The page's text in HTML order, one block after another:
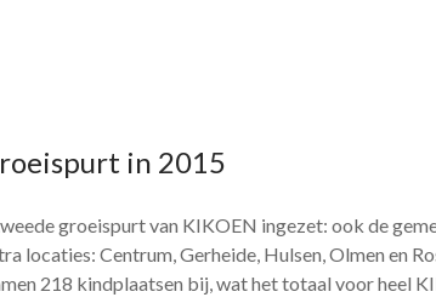
in 2015
groeispurt van KIKOEN ingezet: ook de
locaties: Centrum, Gerheide, Hulsen, Olmen en
218 kindplaatsen bij, wat het totaal voor heel